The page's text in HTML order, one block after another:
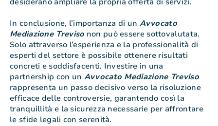
In conclusione, l’importanza di un Avvocato
Mediazione Treviso non può essere sottovalutata.
Solo attraverso l’esperienza e la professionalità di
esperti del settore è possibile ottenere risultati
concreti e soddisfacenti. Investire in una
partnership con un Avvocato Mediazione Treviso
rappresenta un passo decisivo verso la risoluzione
efficace delle controversie, garantendo così la
tranquillità e la sicurezza necessarie per affrontare
le sfide legali con serenità.